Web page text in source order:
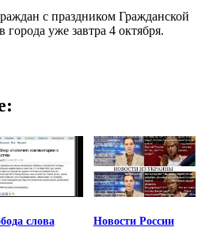
с праздником Гражданской
уже завтра 4 октября.
слова Новости России